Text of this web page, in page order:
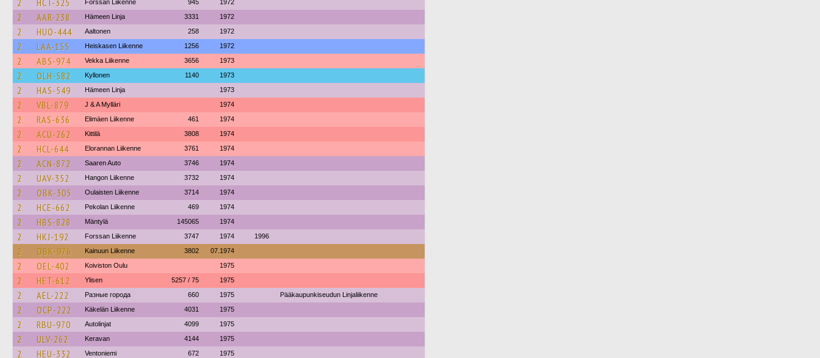
2 HCT-325 Forssan Liikenne 945 1972
2 AAR-238 Hämeen Linja 3331 1972
2 HUO-444 Aaltonen 258 1972
2 LAA-155 Heiskasen Liikenne 1256 1972
2 ABS-974 Vekka Liikenne 3656 1973
2 OLH-582 Kyllonen 1140 1973
2 HAS-549 Hämeen Linja 1973
2 VBL-879 J & A Mylläri 1974
2 RAS-636 Elimäen Liikenne 461 1974
2 ACU-262 Kittilä 3808 1974
2 HCL-644 Elorannan Liikenne 3761 1974
2 ACN-872 Saaren Auto 3746 1974
2 UAV-352 Hangon Liikenne 3732 1974
2 OBK-305 Oulaisten Liikenne 3714 1974
2 HCE-662 Pekolan Liikenne 469 1974
2 HBS-828 Mäntylä 145065 1974
2 HKJ-192 Forssan Liikenne 3747 1974 1996
2 OBK-976 Kainuun Liikenne 3802 07.1974
2 OEL-402 Koiviston Oulu 1975
2 HET-612 Ylisen 5257 / 75 1975
2 AEL-222 Разные города 660 1975 Pääkaupunkiseudun Linjaliikenne
2 OCP-222 Käkelän Liikenne 4031 1975
2 RBU-970 Autolinjat 4099 1975
2 ULV-262 Keravan 4144 1975
2 HEU-332 Ventoniemi 672 1975